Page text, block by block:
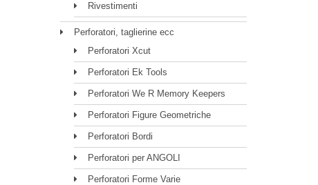
Rivestimenti
Perforatori, taglierine ecc
Perforatori Xcut
Perforatori Ek Tools
Perforatori We R Memory Keepers
Perforatori Figure Geometriche
Perforatori Bordi
Perforatori per ANGOLI
Perforatori Forme Varie